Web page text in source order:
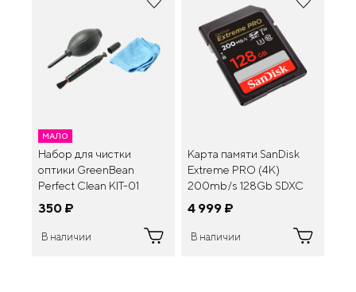
МАЛО
Набор для чистки
оптики GreenBean
Perfect Clean KIT-01
350 ¤
В наличии
Карта памяти SanDisk
Extreme PRO (4K)
200mb/s 128Gb SDXC
UHS-I Class 10 V30
4 999 ¤
В наличии